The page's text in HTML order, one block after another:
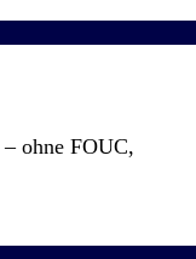
– ohne FOUC,